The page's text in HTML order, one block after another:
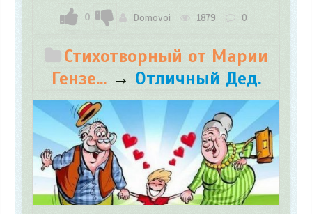
0 Domovoi 1879 0
Стихотворный от Марии
Гензе...→ Отличный Дед.